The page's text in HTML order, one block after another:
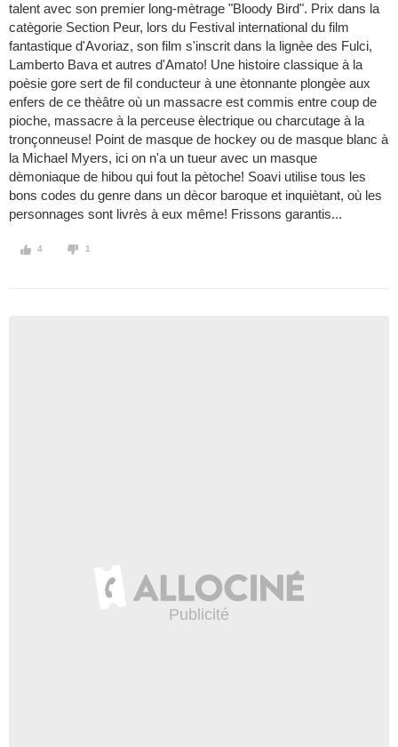
talent avec son premier long-mètrage "Bloody Bird". Prix dans la
catègorie Section Peur, lors du Festival international du film
fantastique d'Avoriaz, son film s'inscrit dans la lignèe des Fulci,
Lamberto Bava et autres d'Amato! Une histoire classique à la
poèsie gore sert de fil conducteur à une ètonnante plongèe aux
enfers de ce thèâtre où un massacre est commis entre coup de
pioche, massacre à la perceuse èlectrique ou charcutage à la
tronçonneuse! Point de masque de hockey ou de masque blanc à
la Michael Myers, ici on n'a un tueur avec un masque
dèmoniaque de hibou qui fout la pètoche! Soavi utilise tous les
bons codes du genre dans un dècor baroque et inquiètant, où les
personnages sont livrès à eux même! Frissons garantis...
4 1